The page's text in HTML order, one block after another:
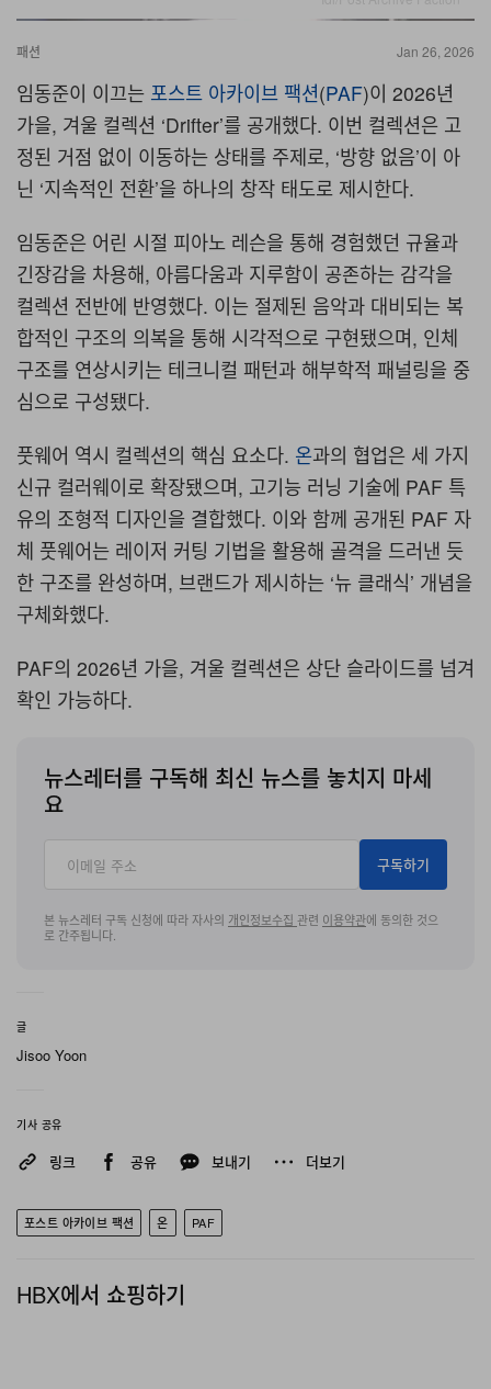
패션 Jan 26, 2026
임동준이 이끄는 포스트 아카이브 팩션(PAF)이 2026년
가을, 겨울 컬렉션 ‘Drifter’를 공개했다. 이번 컬렉션은 고
정된 거점 없이 이동하는 상태를 주제로, ‘방향 없음’이 아
닌 ‘지속적인 전환’을 하나의 창작 태도로 제시한다.
임동준은 어린 시절 피아노 레슨을 통해 경험했던 규율과
긴장감을 차용해, 아름다움과 지루함이 공존하는 감각을
컬렉션 전반에 반영했다. 이는 절제된 음악과 대비되는 복
합적인 구조의 의복을 통해 시각적으로 구현됐으며, 인체
구조를 연상시키는 테크니컬 패턴과 해부학적 패널링을 중
심으로 구성됐다.
풋웨어 역시 컬렉션의 핵심 요소다. 온과의 협업은 세 가지
신규 컬러웨이로 확장됐으며, 고기능 러닝 기술에 PAF 특
유의 조형적 디자인을 결합했다. 이와 함께 공개된 PAF 자
체 풋웨어는 레이저 커팅 기법을 활용해 골격을 드러낸 듯
한 구조를 완성하며, 브랜드가 제시하는 ‘뉴 클래식’ 개념을
구체화했다.
PAF의 2026년 가을, 겨울 컬렉션은 상단 슬라이드를 넘겨
확인 가능하다.
뉴스레터를 구독해 최신 뉴스를 놓치지 마세
요
구독하기
본 뉴스레터 구독 신청에 따라 자사의 개인정보수집 관련 이용약관에 동의한 것으
로 간주됩니다.
글
Jisoo Yoon
기사 공유
링크 공유 보내기 더보기
포스트 아카이브 팩션 온 PAF
HBX에서 쇼핑하기